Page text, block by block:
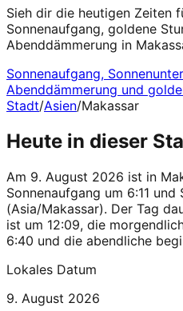
Sieh dir die heutigen Zeiten
Sonnenaufgang, goldene
Abenddämmerung in
Sonnenaufgang,
Abenddämmerung und
Stadt/Asien/Makassar
Heute in dieser
Am 9. August 2026 ist in
Sonnenaufgang um 6:11
(Asia/Makassar). Der Tag
ist um 12:09, die
6:40 und die abendliche
Lokales Datum
9. August 2026